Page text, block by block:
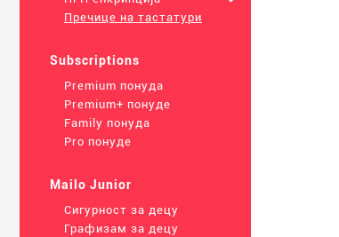
Пречице на тастатури
Subscriptions
Premium понуда
Premium+ понуде
Family понуда
Pro понуде
Mailo Junior
Сигурност за децу
Графизам за децу